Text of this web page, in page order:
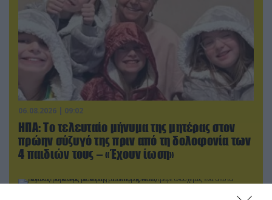
06.08.2026 | 09:02
ΗΠΑ: Το τελευταίο μήνυμα της μητέρας στον
πρώην σύζυγό της πριν από τη δολοφονία των
4 παιδιών τους – «Έχουν ίωση»